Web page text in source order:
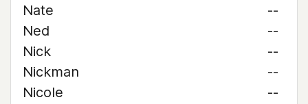
Nate
--
Ned
--
Nick
--
Nickman
--
Nicole
--